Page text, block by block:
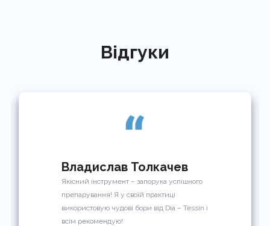
Відгуки
Владислав Толкачев
Якісний інструмент – запорука успішного
препарування! Я у своїй практиці
використовую чудові бори від Dia – Tessin і
всім рекомендую!